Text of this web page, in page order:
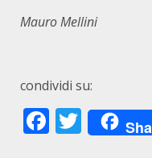
Mauro Mellini
condividi su: